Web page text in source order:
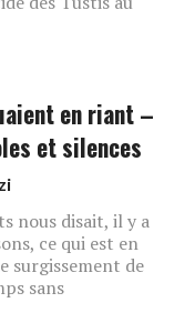
en riant –
et silences
nous disait, il y a
ce qui est en
surgissement de
sans